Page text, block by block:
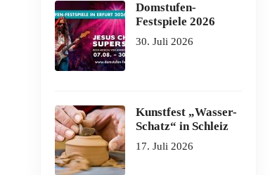
Domstufen-
Festspiele 2026
30. Juli 2026
Kunstfest „Wasser-
Schatz“ in Schleiz
17. Juli 2026